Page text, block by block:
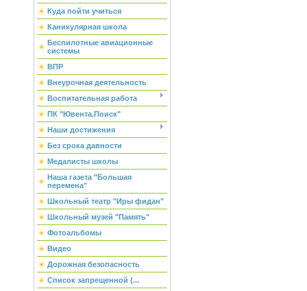
Куда пойти учиться
Каникулярная школа
Беспилотные авиационные
системы
ВПР
Внеурочная деятельность
Воспитательная работа
ПК "Ювента.Поиск"
Наши достижения
Без срока давности
Медалисты школы
Наша газета "Большая
перемена"
Школьный театр "Иры фидан"
Школьный музей "Память"
Фотоальбомы
Видео
Дорожная безопасность
Список запрещенной (...